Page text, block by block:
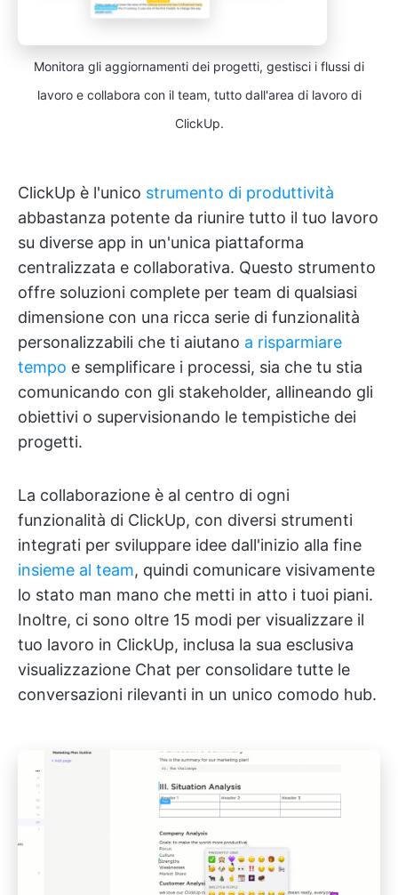
Monitora gli aggiornamenti dei progetti, gestisci i flussi di
lavoro e collabora con il team, tutto dall'area di lavoro di
ClickUp.
ClickUp è l'unico strumento di produttività
abbastanza potente da riunire tutto il tuo lavoro
su diverse app in un'unica piattaforma
centralizzata e collaborativa. Questo strumento
offre soluzioni complete per team di qualsiasi
dimensione con una ricca serie di funzionalità
personalizzabili che ti aiutano a risparmiare
tempo e semplificare i processi, sia che tu stia
comunicando con gli stakeholder, allineando gli
obiettivi o supervisionando le tempistiche dei
progetti.
La collaborazione è al centro di ogni
funzionalità di ClickUp, con diversi strumenti
integrati per sviluppare idee dall'inizio alla fine
insieme al team, quindi comunicare visivamente
lo stato man mano che metti in atto i tuoi piani.
Inoltre, ci sono oltre 15 modi per visualizzare il
tuo lavoro in ClickUp, inclusa la sua esclusiva
visualizzazione Chat per consolidare tutte le
conversazioni rilevanti in un unico comodo hub.